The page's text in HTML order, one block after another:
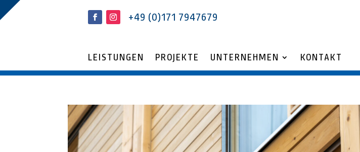
+49 (0)171 7947679
LEISTUNGEN PROJEKTE UNTERNEHMEN KONTAKT